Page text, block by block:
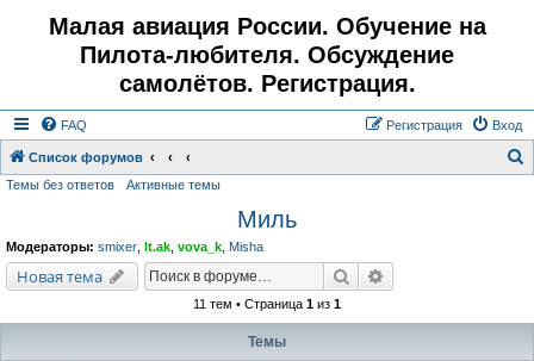
Малая авиация России. Обучение на
Пилота-любителя. Обсуждение
самолётов. Регистрация.
FAQ Вход
Регистрация
Список форумов
Темы без ответов Активные темы
Миль
Модераторы: smixer lt.ak vova_k Misha
Новая тема Поиск
11 тем • Страница 1 из 1
Темы